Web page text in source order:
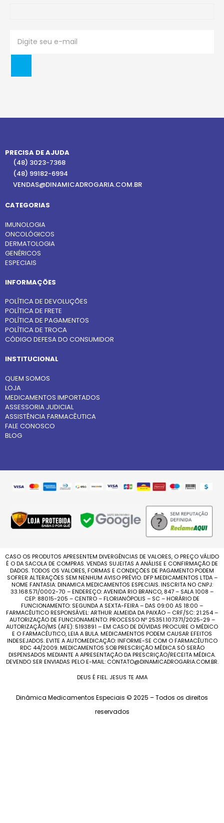
PRECISA DE AJUDA
(48) 3023-7368
(48) 99182-6994
VENDAS@DINAMICADROGARIA.COM.BR
CATEGORIAS
IMUNOLOGIA
ONCOLÓGICOS
DERMATOLOGIA
GENÉRICOS
ESPECIAIS
INFORMAÇÕES
POLÍTICA DE DEVOLUÇÕES
POLÍTICA DE FRETE
POLÍTICA DE PAGAMENTOS
POLÍTICA DE TROCA
CÓDIGO DEFESA DO CONSUMIDOR
INSTITUCIONAL
QUEM SOMOS
LOJA
MEDICAMENTOS IMPORTADOS
ASSESSORIA JUDICIAL
ASSISTÊNCIA FARMACÊUTICA
FALE CONOSCO
BLOG
CASO OS PRODUTOS APRESENTEM DIVERGÊNCIAS DE VALORES, O PREÇO VÁLIDO
É O DA SACOLA DE COMPRAS. VENDAS SUJEITAS A ANÁLISE E CONFIRMAÇÃO DE
DADOS. TODOS OS VALORES, FORMAS E CONDIÇÕES DE PAGAMENTO PODEM
SOFRER ALTERAÇÕES SEM NENHUM AVISO PRÉVIO. DFP MEDICAMENTOS LTDA –
NOME FANTASIA: DINAMICA MEDICAMENTOS ESPECIAIS. INSCRITA NO CNPJ:
33.168.571/0002-70 – ENDEREÇO: AVENIDA RIO BRANCO, 847 – SALA 1008 –
CEP: 88015-205 – CENTRO – FLORIANÓPOLIS – SC – HORÁRIO DE
FUNCIONAMENTO: SEGUNDA A SEXTA-FEIRA – DAS 09:00 AS 18:00 –
FARMACÊUTICO RESPONSÁVEL: ARTHUR ALMEIDA DA PAIXÃO – CRF/SC: 21.254 –
AUTORIZAÇÃO DE FUNCIONAMENTO: PROCESSO Nº 25351.107371/2025-29 –
AUTORIZAÇÃO/MS (AFE): 5193891 – EM CASO DE DÚVIDAS PROCURE O MÉDICO
E O FARMACÊUTICO, LEIA A BULA. MEDICAMENTOS PODEM CAUSAR EFEITOS
INDESEJADOS. EVITE A AUTOMEDICAÇÃO: INFORME-SE COM O FARMACÊUTICO
RDC 44/2009. MEDICAMENTOS SOB PRESCRIÇÃO MÉDICA SÓ SERÃO
DISPENSADOS MEDIANTE A APRESENTAÇÃO DA PRESCRIÇÃO/RECEITA MÉDICA.
DEVENDO SER ENVIADAS PELO E-MAIL: CONTATO@DINAMICADROGARIA.COM.BR.
DEUS É FIEL. JESUS TE AMA
Dinâmica Medicamentos Especiais © 2025 – Todos os direitos
reservados